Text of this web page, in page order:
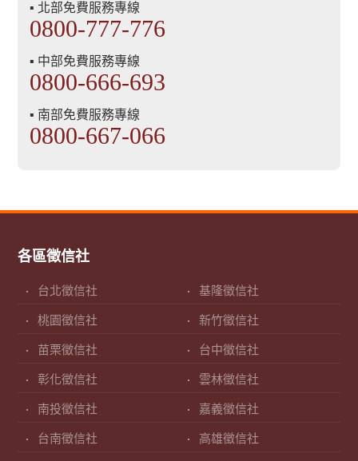
▪ 北部免費服務專線
0800-777-776
▪ 中部免費服務專線
0800-666-693
▪ 南部免費服務專線
0800-667-066
各區徵信社
台北徵信社 基隆徵信社
桃園徵信社 新竹徵信社
苗栗徵信社 台中徵信社
彰化徵信社 雲林徵信社
南投徵信社 嘉義徵信社
台南徵信社 高雄徵信社